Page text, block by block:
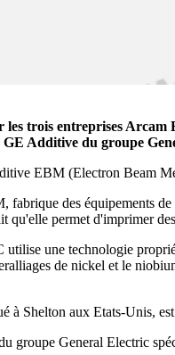
trois entreprises
Additive du groupe
EBM (Electron Beam
fabrique des équipements
permet d'imprimer
une technologie
de nickel et le
à Shelton aux Etats-Unis,
groupe General Electric